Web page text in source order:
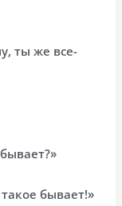
ты же все-
бывает!»